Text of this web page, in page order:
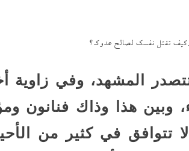
تقتل نفسك لصالح عدوك؟
المشهد، وفي زاوية
وبين هذا وذاك فنانون
تتوافق في كثير من